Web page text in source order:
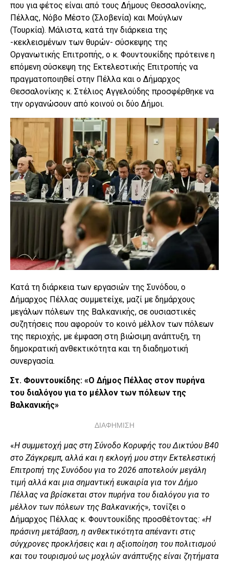
που για φέτος είναι από τους Δήμους Θεσσαλονίκης,
Πέλλας, Νόβο Μέστο (Σλοβενία) και Μούγλων
(Τουρκία). Μάλιστα, κατά την διάρκεια της
-κεκλεισμένων των θυρών- σύσκεψης της
Οργανωτικής Επιτροπής, ο κ. Φουντουκίδης πρότεινε η
επόμενη σύσκεψη της Εκτελεστικής Επιτροπής να
πραγματοποιηθεί στην Πέλλα και ο Δήμαρχος
Θεσσαλονίκης κ. Στέλιος Αγγελούδης προσφέρθηκε να
την οργανώσουν από κοινού οι δύο Δήμοι.
Κατά τη διάρκεια των εργασιών της Συνόδου, ο
Δήμαρχος Πέλλας συμμετείχε, μαζί με δημάρχους
μεγάλων πόλεων της Βαλκανικής, σε ουσιαστικές
συζητήσεις που αφορούν το κοινό μέλλον των πόλεων
της περιοχής, με έμφαση στη βιώσιμη ανάπτυξη, τη
δημοκρατική ανθεκτικότητα και τη διαδημοτική
συνεργασία.
Στ. Φουντουκίδης: «Ο Δήμος Πέλλας στον πυρήνα
του διαλόγου για το μέλλον των πόλεων της
Βαλκανικής»
ΔΙΑΦΗΜΙΣΗ
«Η συμμετοχή μας στη Σύνοδο Κορυφής του Δικτύου B40
στο Ζάγκρεμπ, αλλά και η εκλογή μου στην Εκτελεστική
Επιτροπή της Συνόδου για το 2026 αποτελούν μεγάλη
τιμή αλλά και μια σημαντική ευκαιρία για τον Δήμο
Πέλλας να βρίσκεται στον πυρήνα του διαλόγου για το
μέλλον των πόλεων της Βαλκανικής», τονίζει ο
Δήμαρχος Πέλλας κ. Φουντουκίδης προσθέτοντας: «Η
πράσινη μετάβαση, η ανθεκτικότητα απέναντι στις
σύγχρονες προκλήσεις και η αξιοποίηση του πολιτισμού
και του τουρισμού ως μοχλών ανάπτυξης είναι ζητήματα